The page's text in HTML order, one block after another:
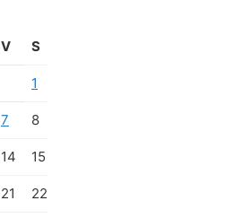
V S
1
7 8
14 15
21 22